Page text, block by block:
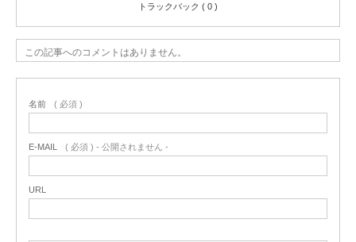
トラックバック ( 0 )
この記事へのコメントはありません。
名前 ( 必須 )
E-MAIL ( 必須 ) - 公開されません -
URL